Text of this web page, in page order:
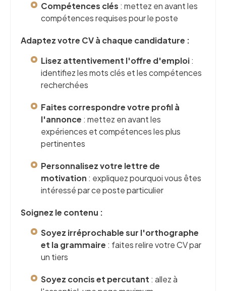
Compétences clés : mettez en avant les
compétences requises pour le poste
Adaptez votre CV à chaque candidature :
Lisez attentivement l'offre d'emploi:
identifiez les mots clés et les compétences
recherchées
Faites correspondre votre profil à
l'annonce : mettez en avant les
expériences et compétences les plus
pertinentes
Personnalisez votre lettre de
motivation : expliquez pourquoi vous êtes
intéressé par ce poste particulier
Soignez le contenu :
Soyez irréprochable sur l'orthographe
et la grammaire : faites relire votre CV par
un tiers
Soyez concis et percutant : allez à